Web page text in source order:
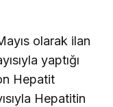
olarak ilan
yaptığı
Hepatit
Hepatitin